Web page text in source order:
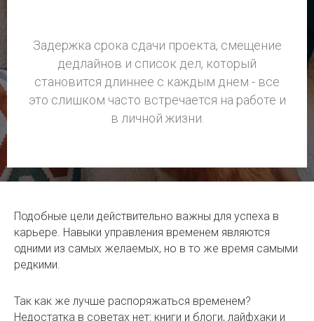
Задержка срока сдачи проекта, смещение
дедлайнов и список дел, который
становится длиннее с каждым днем - все
это слишком часто встречается на работе и
в личной жизни.
Подобные цели действительно важны для успеха в
карьере. Навыки управления временем являются
одними из самых желаемых, но в то же время самыми
редкими.
Так как же лучше распоряжаться временем?
Недостатка в советах нет: книги и блоги, лайфхаки и